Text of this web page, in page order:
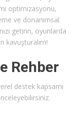
optimizasyonu,
ve donanımsal
getirin, oyunlarda
kavuşturalım!
Rehber
destek kapsamı